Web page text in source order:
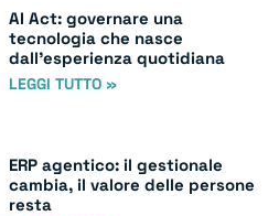
AI Act: governare una
tecnologia che nasce
dall’esperienza quotidiana
LEGGI TUTTO »
ERP agentico: il gestionale
cambia, il valore delle persone
resta